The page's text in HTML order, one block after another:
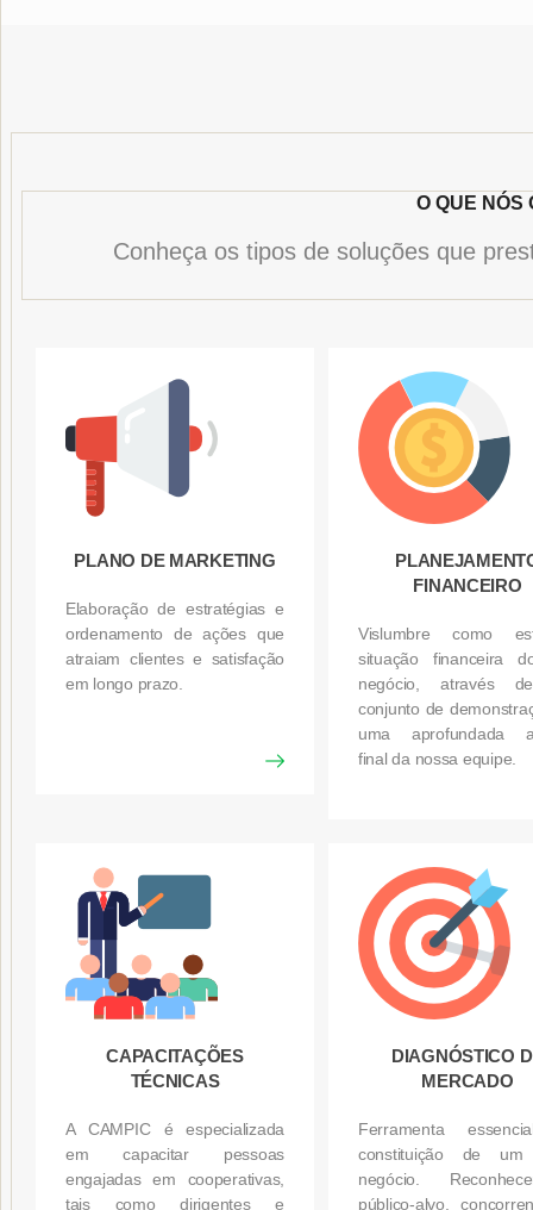
O QUE NÓS
Conheça os tipos de soluções que
PLANO DE MARKETING
Elaboração de estratégias e
ordenamento de ações que
atraiam clientes e satisfação
em longo prazo.
FINANCEIRO
Vislumbre como
situação financeira
negócio, através
conjunto de
uma aprofundada
final da nossa equipe.
CAPACITAÇÕES
TÉCNICAS
A CAMPIC é especializada
em capacitar pessoas
engajadas em cooperativas,
tais como dirigentes e
DIAGNÓSTICO
MERCADO
Ferramenta
constituição de um
negócio.
público-alvo,